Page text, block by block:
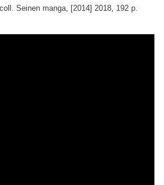
Seinen manga, [2014] 2018, 192 p.